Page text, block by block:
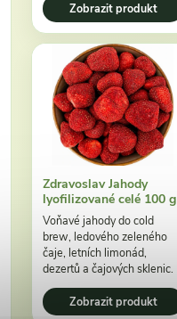
Zobrazit produkt
Zdravoslav Jahody
lyofilizované celé 100 g
Voňavé jahody do cold
brew, ledového zeleného
čaje, letních limonád,
dezertů a čajových sklenic.
Zobrazit produkt